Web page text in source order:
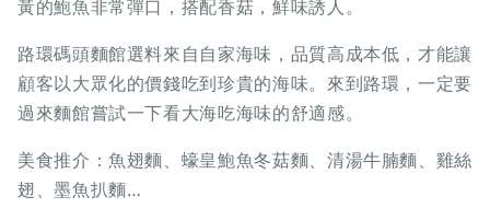
黃的鮑魚非常彈口，搭配香菇，鮮味誘人。
路環碼頭麵館選料來自自家海味，品質高成本低，才能讓
顧客以大眾化的價錢吃到珍貴的海味。來到路環，一定要
過來麵館嘗試一下看大海吃海味的舒適感。
美食推介：魚翅麵、蠔皇鮑魚冬菇麵、清湯牛腩麵、雞絲
翅、墨魚扒麵…